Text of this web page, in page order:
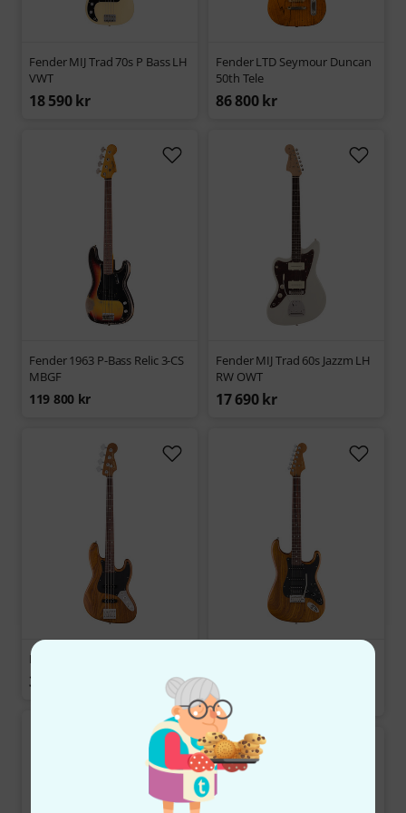
Fender MIJ Trad 70s P Bass LH
VWT
18 590 kr
Fender LTD Seymour Duncan
50th Tele
86 800 kr
Fender 1963 P-Bass Relic 3-CS
MBGF
119 800 kr
Fender MIJ Trad 60s Jazzm LH
RW OWT
17 690 kr
Fender LTD AM Ultra Jazz Bass
34 790 kr
34 190 kr